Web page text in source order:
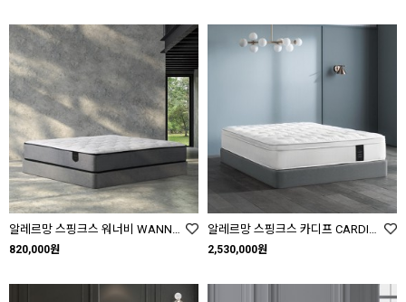
알레르망 스핑크스 워너비 WANNABE SS Q K
820,000원
알레르망 스핑크스 카디프 CARDIFF SS Q K
2,530,000원